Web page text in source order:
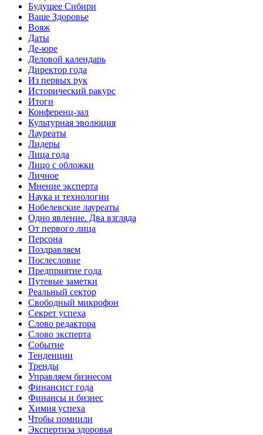
Будущее Сибири
Ваше Здоровье
Вояж
Даты
Де-юре
Деловой календарь
Директор года
Из первых рук
Исторический ракурс
Итоги
Конференц-зал
Культурная эволюция
Лауреаты
Лидеры
Лица года
Лицо с обложки
Личное
Мнение эксперта
Наука и технологии
Нобелевские лауреаты
Одно явление. Два взгляда
От первого лица
Персона
Поздравляем
Послесловие
Предприятие года
Путевые заметки
Реальный сектор
Свободный микрофон
Секрет успеха
Слово редактора
Слово эксперта
Событие
Тенденции
Тренды
Управляем бизнесом
Финансист года
Финансы и бизнес
Химия успеха
Чтобы помнили
Экспертиза здоровья